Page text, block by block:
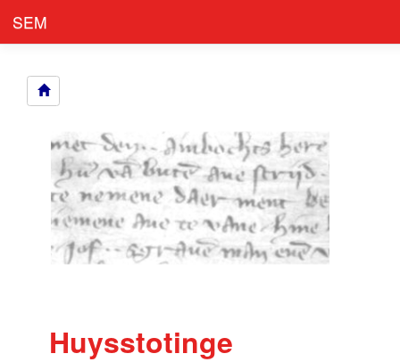
SEM
Huysstotinge